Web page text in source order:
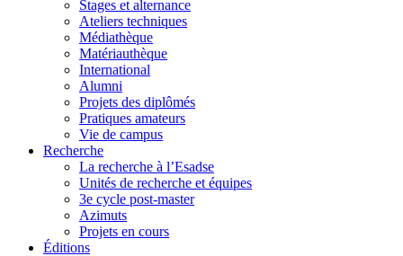
Stages et alternance
Ateliers techniques
Médiathèque
Matériauthèque
International
Alumni
Projets des diplômés
Pratiques amateurs
Vie de campus
Recherche
La recherche à l’Esadse
Unités de recherche et équipes
3e cycle post-master
Azimuts
Projets en cours
Éditions